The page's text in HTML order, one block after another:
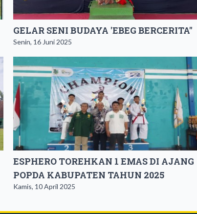
GELAR SENI BUDAYA 'EBEG BERCERITA"
Senin, 16 Juni 2025
ESPHERO TOREHKAN 1 EMAS DI AJANG
POPDA KABUPATEN TAHUN 2025
Kamis, 10 April 2025